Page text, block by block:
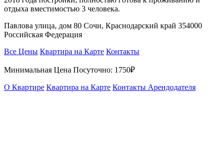
отдыха вместимостью 3 человека.
Павлова улица, дом 80 Сочи, Краснодарский край 354000
Российская Федерация
Все Цены Квартира на Карте Контакты
Минимальная Цена Посуточно: 1750₽
О Квартире Квартира на Карте Контакты Арендодателя